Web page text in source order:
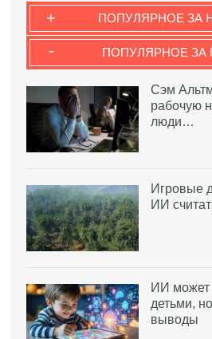
ПОПУЛЯРНОЕ ЗА
+
ПОПУЛЯРНОЕ ЗА
-
Сэм
рабочую
люди…
Игровые
ИИ
ИИ может
детьми,
выводы